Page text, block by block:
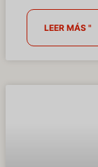
LEER MÁS "